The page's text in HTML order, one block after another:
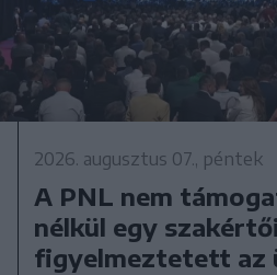
2026. augusztus 07., péntek
A PNL nem
nélkül egy
figyelmeztetett az